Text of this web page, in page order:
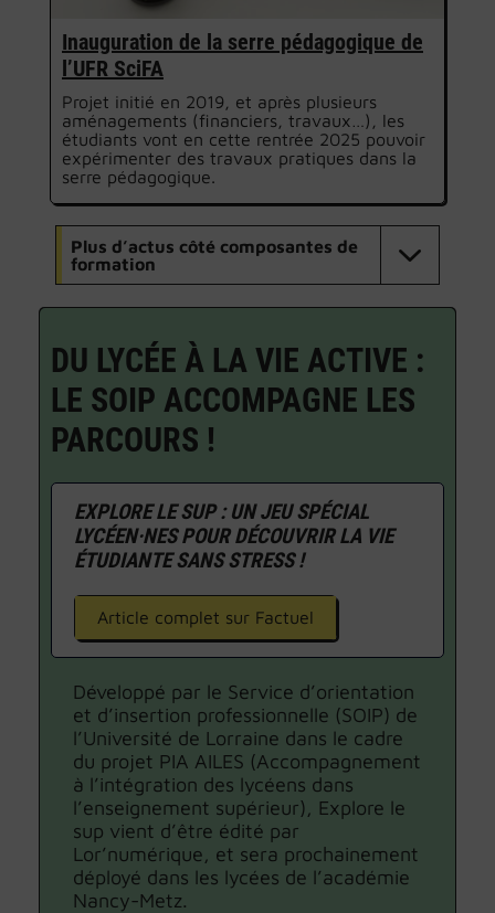
Inauguration de la serre pédagogique de
l’UFR SciFA
Projet initié en 2019, et après plusieurs
aménagements (financiers, travaux…), les
étudiants vont en cette rentrée 2025 pouvoir
expérimenter des travaux pratiques dans la
serre pédagogique.
Plus d’actus côté composantes de
formation
DU LYCÉE À LA VIE ACTIVE :
LE SOIP ACCOMPAGNE LES
PARCOURS !
EXPLORE LE SUP : UN JEU SPÉCIAL
LYCÉEN·NES POUR DÉCOUVRIR LA VIE
ÉTUDIANTE SANS STRESS !
Article complet sur Factuel
Développé par le Service d’orientation
et d’insertion professionnelle (SOIP) de
l’Université de Lorraine dans le cadre
du projet PIA AILES (Accompagnement
à l’intégration des lycéens dans
l’enseignement supérieur), Explore le
sup vient d’être édité par
Lor’numérique, et sera prochainement
déployé dans les lycées de l’académie
Nancy-Metz.